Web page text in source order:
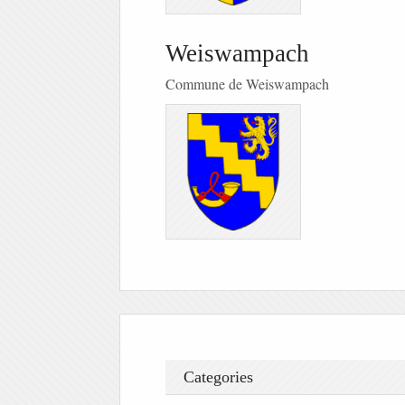
Weiswampach
Commune de Weiswampach
Categories